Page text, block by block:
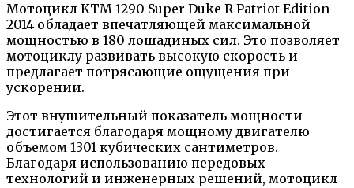
Мотоцикл KTM 1290 Super Duke R Patriot Edition
2014 обладает впечатляющей максимальной
мощностью в 180 лошадиных сил. Это позволяет
мотоциклу развивать высокую скорость и
предлагает потрясающие ощущения при
ускорении.
Этот внушительный показатель мощности
достигается благодаря мощному двигателю
объемом 1301 кубических сантиметров.
Благодаря использованию передовых
технологий и инженерных решений, мотоцикл